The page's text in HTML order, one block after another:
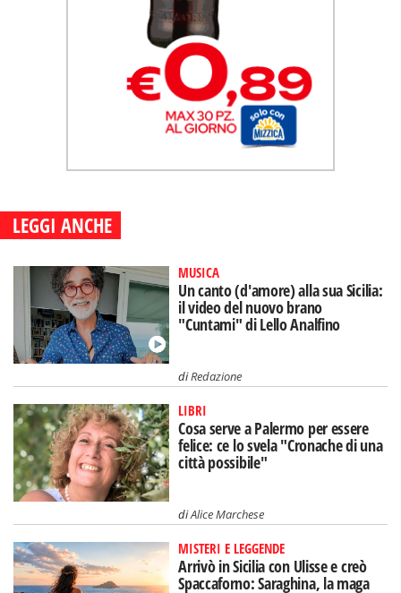
LEGGI ANCHE
MUSICA
Un canto (d'amore) alla sua Sicilia:
il video del nuovo brano
"Cuntami" di Lello Analfino
diRedazione
LIBRI
Cosa serve a Palermo per essere
felice: ce lo svela "Cronache di una
città possibile"
diAlice Marchese
MISTERI E LEGGENDE
Arrivò in Sicilia con Ulisse e creò
Spaccaforno: Saraghina, la maga